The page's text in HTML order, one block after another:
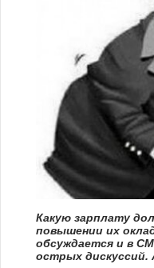
Какую зарплату
повышении их
обсуждается и в
острых дискуссий.